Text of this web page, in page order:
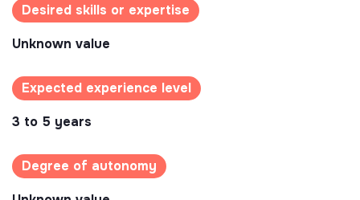
Desired skills or expertise
Unknown value
Expected experience level
3 to 5 years
Degree of autonomy